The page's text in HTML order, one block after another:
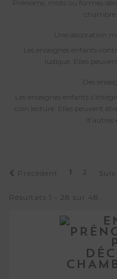
Prénoms, mots ou formes
Une décoration
Les enseignes enfants
ludique. Elles
Des
Les enseignes enfants
coin lecture. Elles peuvent
d'autres
Précédent 1 2
Résultats 1 - 28 sur 48.